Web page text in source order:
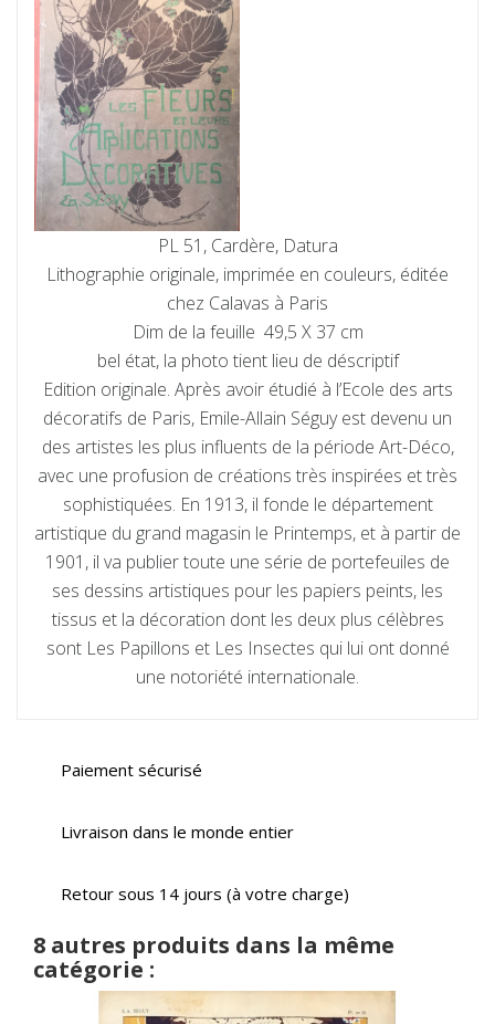
PL 51, Cardère, Datura
Lithographie originale, imprimée en couleurs, éditée
chez Calavas à Paris
Dim de la feuille 49,5 X 37 cm
bel état, la photo tient lieu de déscriptif
Edition originale. Après avoir étudié à l’Ecole des arts
décoratifs de Paris, Emile-Allain Séguy est devenu un
des artistes les plus influents de la période Art-Déco,
avec une profusion de créations très inspirées et très
sophistiquées. En 1913, il fonde le département
artistique du grand magasin le Printemps, et à partir de
1901, il va publier toute une série de portefeuiles de
ses dessins artistiques pour les papiers peints, les
tissus et la décoration dont les deux plus célèbres
sont Les Papillons et Les Insectes qui lui ont donné
une notoriété internationale.
Paiement sécurisé
Livraison dans le monde entier
Retour sous 14 jours (à votre charge)
8 autres produits dans la même
catégorie :